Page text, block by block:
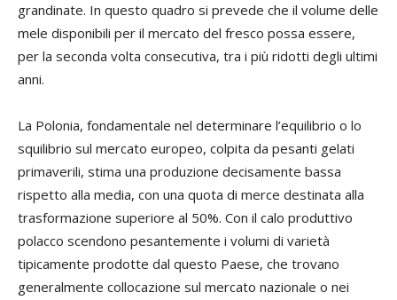
grandinate. In questo quadro si prevede che il volume delle
mele disponibili per il mercato del fresco possa essere,
per la seconda volta consecutiva, tra i più ridotti degli ultimi
anni.
La Polonia, fondamentale nel determinare l’equilibrio o lo
squilibrio sul mercato europeo, colpita da pesanti gelati
primaverili, stima una produzione decisamente bassa
rispetto alla media, con una quota di merce destinata alla
trasformazione superiore al 50%. Con il calo produttivo
polacco scendono pesantemente i volumi di varietà
tipicamente prodotte dal questo Paese, che trovano
generalmente collocazione sul mercato nazionale o nei